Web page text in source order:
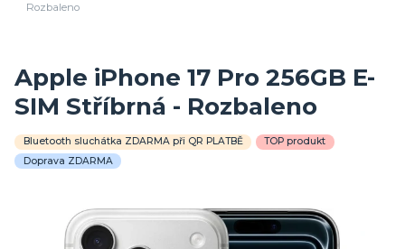
Rozbaleno
Apple iPhone 17 Pro 256GB E-
SIM Stříbrná - Rozbaleno
Bluetooth sluchátka ZDARMA při QR PLATBĚ
TOP produkt
Doprava ZDARMA